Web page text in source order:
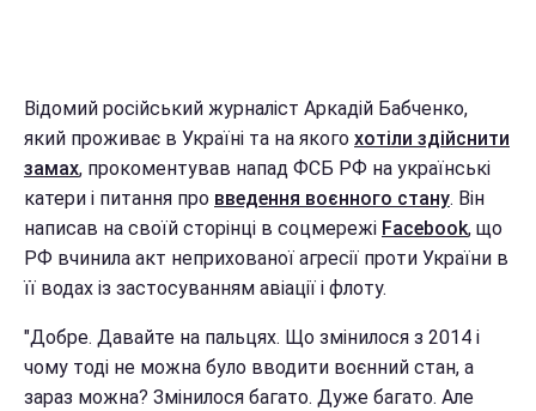
Відомий російський журналіст Аркадій Бабченко,
який проживає в Україні та на якого хотіли здійснити
замах, прокоментував напад ФСБ РФ на українські
катери і питання про введення воєнного стану. Він
написав на своїй сторінці в соцмережі Facebook, що
РФ вчинила акт неприхованої агресії проти України в
її водах із застосуванням авіації і флоту.
"Добре. Давайте на пальцях. Що змінилося з 2014 і
чому тоді не можна було вводити воєнний стан, а
зараз можна? Змінилося багато. Дуже багато. Але